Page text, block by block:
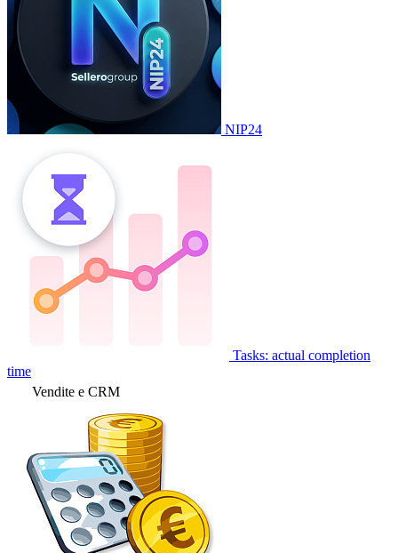
NIP24
Tasks: actual completion
time
Vendite e CRM